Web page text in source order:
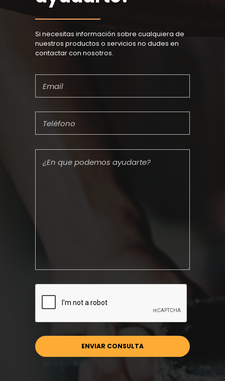
Si necesitas información sobre cualquiera de
nuestros productos o servicios no dudes en
contactar con nosotros.